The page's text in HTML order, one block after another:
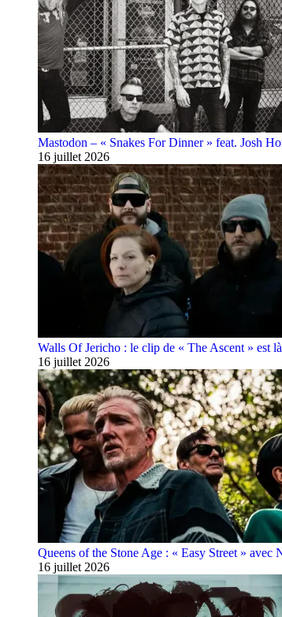
Mastodon – « Snakes For Dinner » feat. Josh
16 juillet 2026
Walls Of Jericho : le clip de « The Ascent » est
16 juillet 2026
Queens of the Stone Age : « Easy Street » avec
16 juillet 2026